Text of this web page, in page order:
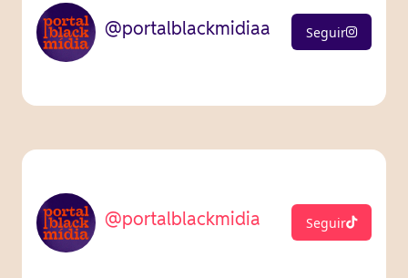
@portalblackmidiaa Seguir
@portalblackmidia Seguir